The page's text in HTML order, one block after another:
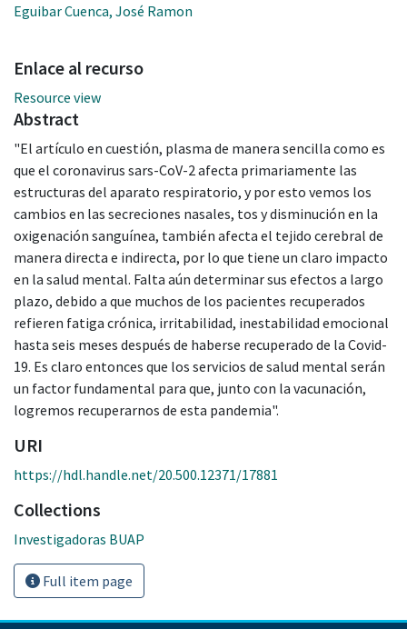
Eguibar Cuenca, José Ramon
Enlace al recurso
Resource view
Abstract
"El artículo en cuestión, plasma de manera sencilla como es
que el coronavirus sars-CoV-2 afecta primariamente las
estructuras del aparato respiratorio, y por esto vemos los
cambios en las secreciones nasales, tos y disminución en la
oxigenación sanguínea, también afecta el tejido cerebral de
manera directa e indirecta, por lo que tiene un claro impacto
en la salud mental. Falta aún determinar sus efectos a largo
plazo, debido a que muchos de los pacientes recuperados
refieren fatiga crónica, irritabilidad, inestabilidad emocional
hasta seis meses después de haberse recuperado de la Covid-
19. Es claro entonces que los servicios de salud mental serán
un factor fundamental para que, junto con la vacunación,
logremos recuperarnos de esta pandemia".
URI
https://hdl.handle.net/20.500.12371/17881
Collections
Investigadoras BUAP
Full item page